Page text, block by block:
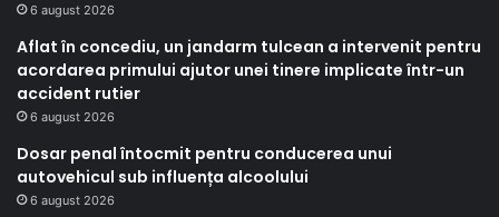
6 august 2026
Aflat în concediu, un jandarm tulcean a intervenit pentru
acordarea primului ajutor unei tinere implicate într-un
accident rutier
6 august 2026
Dosar penal întocmit pentru conducerea unui
autovehicul sub influența alcoolului
6 august 2026